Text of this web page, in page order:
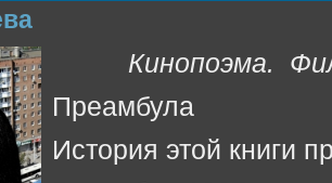
Кинопоэма.
Преамбула
История этой книги